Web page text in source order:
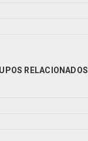
RELACIONADOS